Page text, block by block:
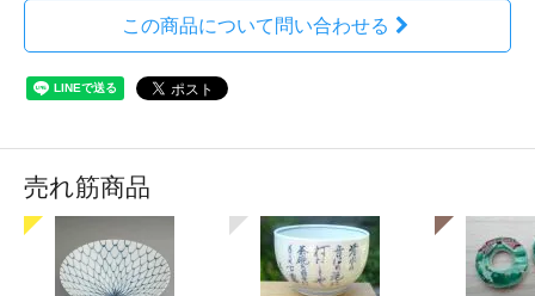
この商品について問い合わせる
売れ筋商品